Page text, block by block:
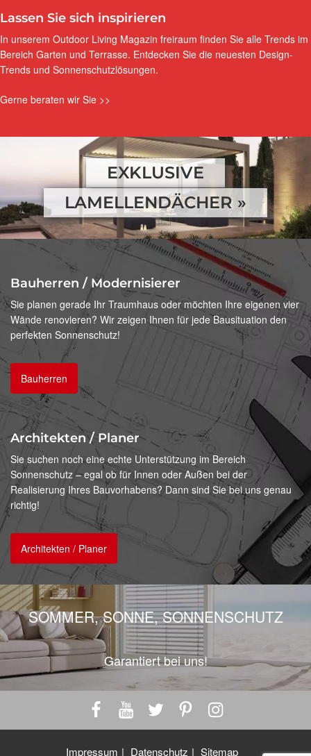
Lassen Sie sich inspirieren
In unserem Outdoor Living Magazin freiraum finden Sie alle Trends im
Bereich Garten und Terrasse. Entdecken Sie die neuesten Design-
Trends und Sonnenschutzlösungen.
Gerne beraten wir Sie >>
EXKLUSIVE
LAMELLENDÄCHER »
Bauherren / Modernisierer
Sie planen gerade Ihr Traumhaus oder möchten Ihre eigenen vier
Wände renovieren? Wir zeigen Ihnen für jede Bausituation den
perfekten Sonnenschutz!
Bauherren
Architekten / Planer
Sie suchen noch eine echte Unterstützung im Bereich
Sonnenschutz – egal ob für Innen oder Außen bei der
Realisierung Ihres Bauvorhabens? Dann sind Sie bei uns genau
richtig!
Architekten / Planer
SOMMER, SONNE, SONNENSCHUTZ
Garantiert bei uns!
Impressum Datenschutz Sitemap